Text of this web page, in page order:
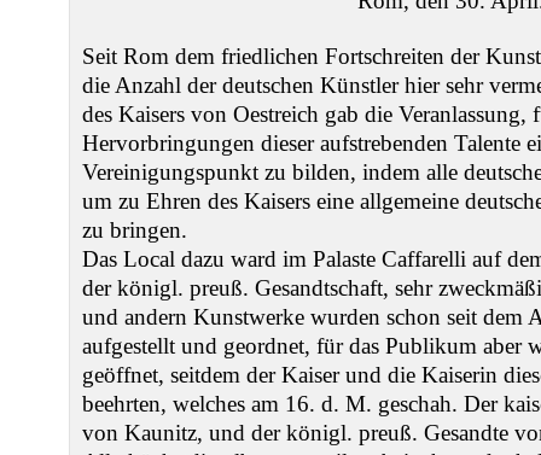
Seit Rom dem friedlichen Fortschreiten der
die Anzahl der deutschen Künstler hier sehr
des Kaisers von Oestreich gab die
Hervorbringungen dieser aufstrebenden Talente
Vereinigungspunkt zu bilden, indem alle
um zu Ehren des Kaisers eine allgemeine
zu bringen.
Das Local dazu ward im Palaste Caffarelli auf
der königl. preuß. Gesandtschaft, sehr
und andern Kunstwerke wurden schon seit dem
aufgestellt und geordnet, für das Publikum aber
geöffnet, seitdem der Kaiser und die Kaiserin
beehrten, welches am 16. d. M. geschah. Der
von Kaunitz, und der königl. preuß. Gesandte